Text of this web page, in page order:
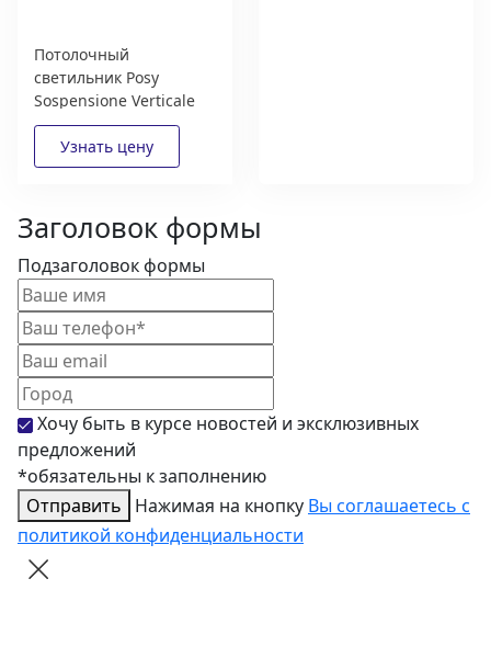
Потолочный
светильник Posy
Sospensione Verticale
Masiero
Заголовок формы
Подзаголовок формы
Хочу быть в курсе новостей и эксклюзивных
предложений
*обязательны к заполнению
Отправить
Нажимая на кнопку Вы соглашаетесь с
политикой конфиденциальности